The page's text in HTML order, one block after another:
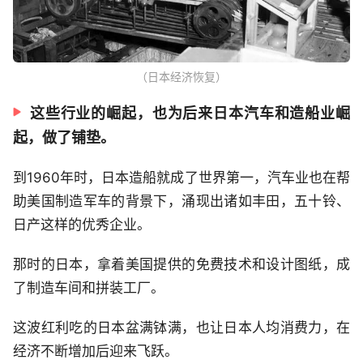
（日本经济恢复）
这些行业的崛起，也为后来日本汽车和造船业崛
起，做了铺垫。
到1960年时，日本造船就成了世界第一，汽车业也在帮
助美国制造军车的背景下，涌现出诸如丰田，五十铃、
日产这样的优秀企业。
那时的日本，拿着美国提供的免费技术和设计图纸，成
了制造车间和拼装工厂。
这波红利吃的日本盆满钵满，也让日本人均消费力，在
经济不断增加后迎来飞跃。